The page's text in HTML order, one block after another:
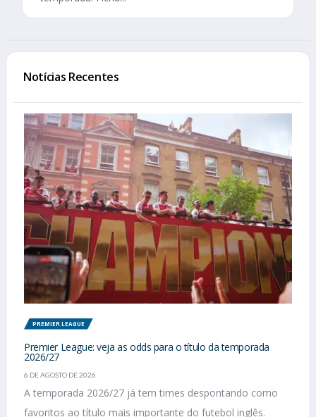
Notícias Recentes
PREMIER LEAGUE
Premier League: veja as odds para o título da temporada
2026/27
6 DE AGOSTO DE 2026
A temporada 2026/27 já tem times despontando como
favoritos ao título mais importante do futebol inglês.